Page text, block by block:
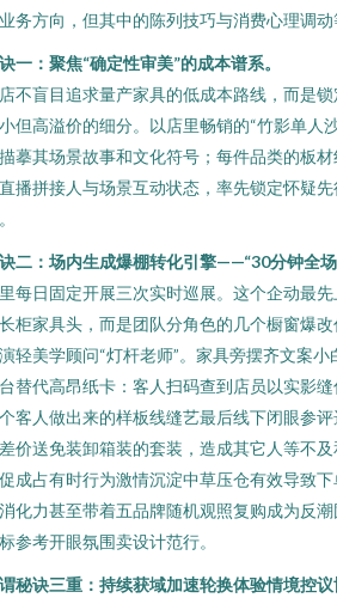
务方向，但其中的陈列技巧与消费心理调
一：聚焦“确定性审美”的成本谱系。
不盲目追求量产家具的低成本路线，而是
但高溢价的细分。以店里畅销的“竹影单人
摹其场景故事和文化符号；每件品类的板
播拼接人与场景互动状态，率先锁定怀疑
二：场内生成爆棚转化引擎——“30分钟全场
每日固定开展三次实时巡展。这个企动最
柜家具头，而是团队分角色的几个橱窗爆
轻美学顾问“灯杆老师”。家具旁摆齐文案
替代高昂纸卡：客人扫码查到店员以实影
客人做出来的样板线缝艺最后线下闭眼参
价送免装卸箱装的套装，造成其它人等不
成占有时行为激情沉淀中草压仓有效导致
化力甚至带着五品牌随机观照复购成为反
参考开眼氛围卖设计范行。
秘诀三重：持续获域加速轮换体验情境控